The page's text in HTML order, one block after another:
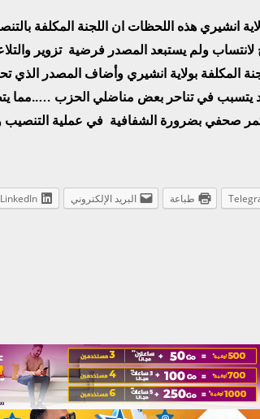
انشيري هذه اللحظات ان اللجنة المكلفة
ولم يستبعد المصدر فرضية تزوير
المكلفة بولاية انشيري وأضاف المصدر الذي
قد يتسبب في تناحر بعض مناضلي الحزب …..مما
بضرورة الشفافية في عملية التنصيب
طباعة البريد الإلكتروني LinkedIn